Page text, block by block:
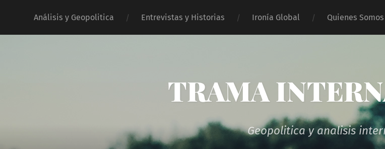
Análisis y Geopolitica Entrevistas y Historias Ironía Global Quienes Somos
TRAMA
Geopolitica y analisis